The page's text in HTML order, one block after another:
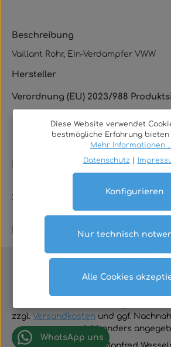
Beschreibung
Vaillant Rohr, Ein-Verdampfer VWW
Hersteller
Verordnung (EU) 2023/988
Service
zzgl. Versandkosten und ggf.
nicht anders
WhatsApp uns
Diese Website verwendet
bestmögliche Erfahrung bieten
Mehr Informationen
Datenschutz
Nur technisch
Konfigurieren
Alle Cookies